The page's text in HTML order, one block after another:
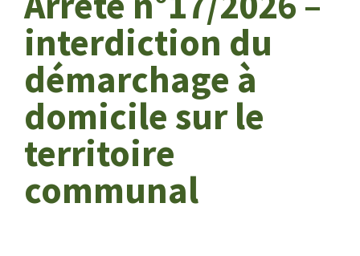
interdiction du
démarchage à
domicile sur le
territoire
communal